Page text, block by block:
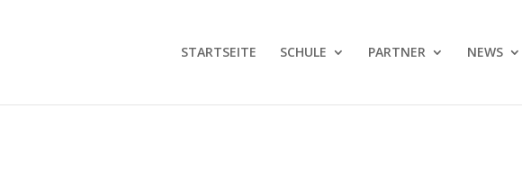
STARTSEITE SCHULE PARTNER NEWS